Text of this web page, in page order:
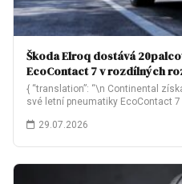
Škoda Elroq dostává
EcoContact 7 v rozdílných
{ “translation”: “\n Continental
své letní pneumatiky EcoContact
29.07.2026